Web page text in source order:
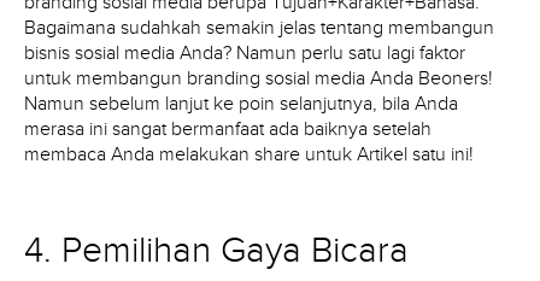
Bagaimana sudahkah semakin jelas tentang membangun
bisnis sosial media Anda? Namun perlu satu lagi faktor
untuk membangun branding sosial media Anda Beoners!
Namun sebelum lanjut ke poin selanjutnya, bila Anda
merasa ini sangat bermanfaat ada baiknya setelah
membaca Anda melakukan share untuk Artikel satu ini!
4. Pemilihan Gaya Bicara